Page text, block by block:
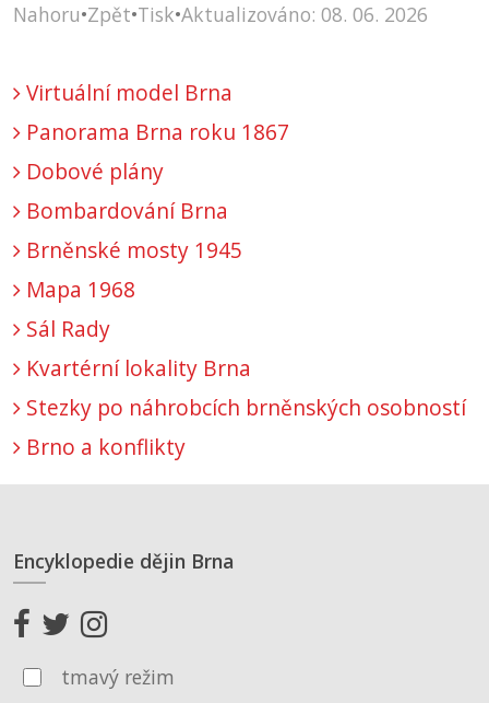
Nahoru•Zpět•Tisk•Aktualizováno: 08. 06. 2026
Virtuální model Brna
Panorama Brna roku 1867
Dobové plány
Bombardování Brna
Brněnské mosty 1945
Mapa 1968
Sál Rady
Kvartérní lokality Brna
Stezky po náhrobcích brněnských osobností
Brno a konflikty
Encyklopedie dějin Brna
tmavý režim